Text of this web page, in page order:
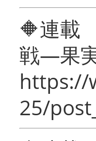
🔶連載
戦―果
https://
25/